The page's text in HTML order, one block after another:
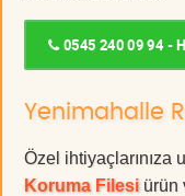
0545 240 09 94 -
Yenimahalle
Özel ihtiyaçlarınıza
Koruma Filesi ürün